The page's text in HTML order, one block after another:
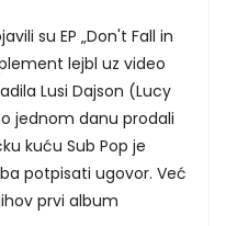
su EP „Don't Fall in
lejbl uz video
Lusi Dajson (Lucy
jednom danu prodali
kuću Sub Pop je
potpisati ugovor. Već
prvi album